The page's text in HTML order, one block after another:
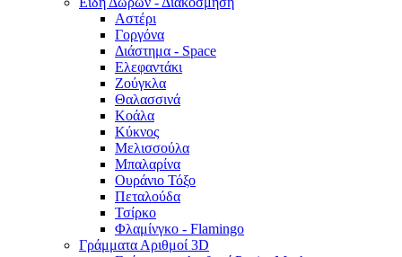
Αστέρι
Γοργόνα
Διάστημα - Space
Ελεφαντάκι
Ζούγκλα
Θαλασσινά
Κοάλα
Κύκνος
Μελισσούλα
Μπαλαρίνα
Ουράνιο Τόξο
Πεταλούδα
Τσίρκο
Φλαμίνγκο - Flamingo
Γράμματα Αριθμοί 3D